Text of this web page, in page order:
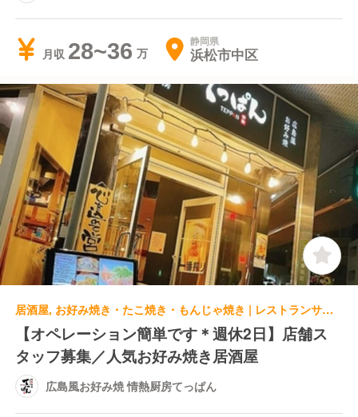
月収 28~36 静岡県
浜松市中区
居酒屋, お好み焼き・たこ焼き・もんじゃ焼き | レストランサービス・ホールスタッフ | 広島風お好み焼 情熱厨房てっぱん
【オペレーション簡単です＊週休2日】店舗ス
タッフ募集／人気お好み焼き居酒屋
広島風お好み焼 情熱厨房てっぱん